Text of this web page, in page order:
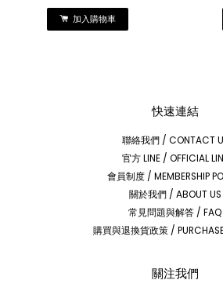
加入購物車
快速連結
聯絡我們 / CONTACT
官方 LINE / OFFICIAL
會員制度 / MEMBERSHIP
關於我們 / ABOUT US
常見問題與解答 / FAQ
購買與退換貨政策 /
關注我們